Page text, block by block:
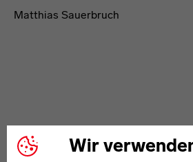
Wir
Matthias Sauerbruch
WEITERE ARTIKEL ZUM